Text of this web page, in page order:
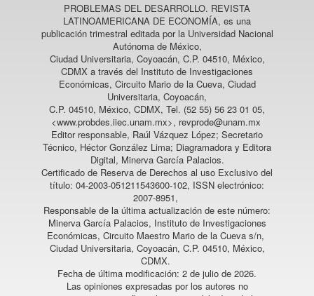
PROBLEMAS DEL DESARROLLO. REVISTA
LATINOAMERICANA DE ECONOMÍA, es una
publicación trimestral editada por la Universidad Nacional
Autónoma de México,
Ciudad Universitaria, Coyoacán, C.P. 04510, México,
CDMX a través del Instituto de Investigaciones
Económicas, Circuito Mario de la Cueva, Ciudad
Universitaria, Coyoacán,
C.P. 04510, México, CDMX, Tel. (52 55) 56 23 01 05,
<www.probdes.iiec.unam.mx>, revprode@unam.mx
Editor responsable, Raúl Vázquez López; Secretario
Técnico, Héctor González Lima; Diagramadora y Editora
Digital, Minerva García Palacios.
Certificado de Reserva de Derechos al uso Exclusivo del
título: 04-2003-051211543600-102, ISSN electrónico:
2007-8951,
Responsable de la última actualización de este número:
Minerva García Palacios, Instituto de Investigaciones
Económicas, Circuito Maestro Mario de la Cueva s/n,
Ciudad Universitaria, Coyoacán, C.P. 04510, México,
CDMX.
Fecha de última modificación: 2 de julio de 2026.
Las opiniones expresadas por los autores no